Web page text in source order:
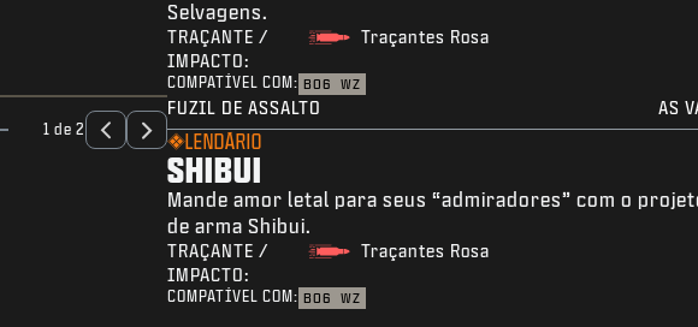
Selvagens.
TRAÇANTE /
IMPACTO:
Traçantes Rosa
COMPATÍVEL COM: BO6 WZ
1 de 2
FUZIL DE ASSALTO AS
LENDÁRIO
SHIBUI
Mande amor letal para seus “admiradores” com o
de arma Shibui.
TRAÇANTE /
IMPACTO:
Traçantes Rosa
COMPATÍVEL COM: BO6 WZ